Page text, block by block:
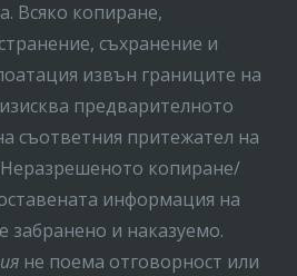
Всяко копиране,
съхранение и
извън границите на
предварителното
съответния притежател на
копиране/
информация на
забранено и наказуемо.
не поема отговорност или